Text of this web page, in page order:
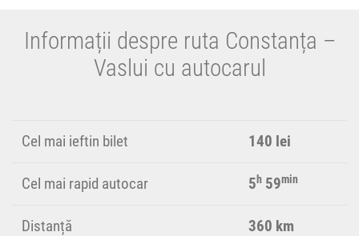
Informații despre ruta Constanța –
Vaslui cu autocarul
Cel mai ieftin bilet 140 lei
Cel mai rapid autocar 5h 59min
Distanță 360 km